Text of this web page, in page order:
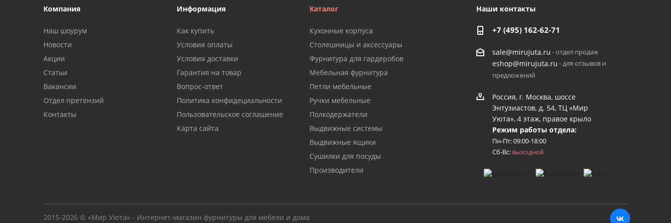
Компания
Наш шоурум
Новости
Акции
Статьи
Вакансии
Отдел претензий
Контакты
Информация
Как купить
Условия оплаты
Условия доставки
Гарантия на товар
Вопрос-ответ
Политика конфидециальности
Пользовательское соглашение
Карта сайта
Каталог
Кухонные корпуса
Столешницы и аксессуары
Фурнитура для гардеробов
Мебельная фурнитура
Петли мебельные
Ручки мебельные
Полкодержатели
Выдвижные системы
Выдвижные ящики
Сушилки для посуды
Производители
Наши контакты
+7 (495) 162-62-71
sale@mirujuta.ru - отдел продаж
eshop@mirujuta.ru - для отзывов и
предложений
Россия, г. Москва, шоссе
Энтузиастов, д. 54, ТЦ «Мир
Уюта», 4 этаж, правое крыло
Режим работы отдела:
Пн-Пт: 09:00-18:00
Сб-Вс: выходной
2015-2026 © «Мир Уюта» - Интернет-магазин фурнитуры для мебели и дома